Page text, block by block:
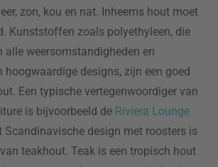
zon, kou en nat. Inheems hout moet
Kunststoffen zoals polyethyleen, die
alle weersomstandigheden en
hoogwaardige designs, zijn een goed
Een typische vertegenwoordiger van
is bijvoorbeeld de Riviera Lounge
Scandinavische design met roosters is
teakhout. Teak is een tropisch hout